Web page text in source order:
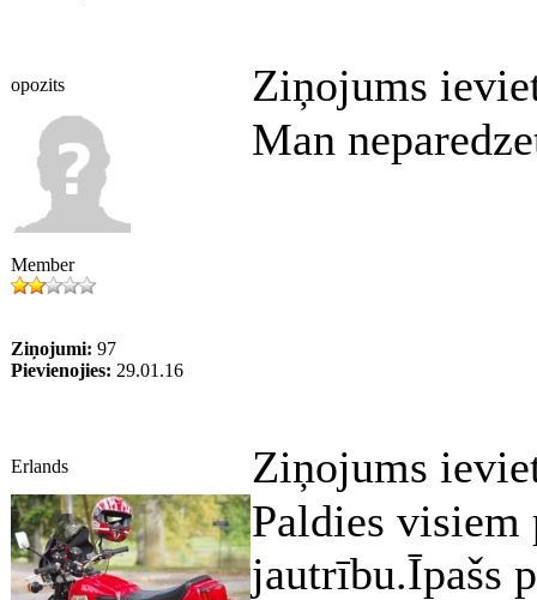
opozits Ziņojums
Member
Ziņojumi: 97
Pievienojies: 29.01.16
Man
Erlands Ziņojums
Paldies visiem
jautrību.Īpašs